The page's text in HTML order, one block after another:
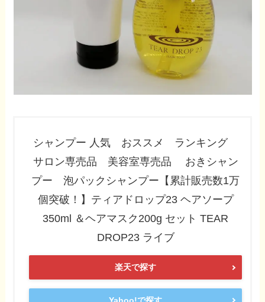
シャンプー 人気 おススメ ランキング
サロン専売品 美容室専売品 おきシャン
プー 泡パックシャンプー【累計販売数1万
個突破！】ティアドロップ23 ヘアソープ
350ml ＆ヘアマスク200g セット TEAR
DROP23 ライブ
楽天で探す
Yahoo!で探す